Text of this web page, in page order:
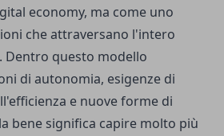
economy, ma come uno
che attraversano l'intero
Dentro questo modello
di autonomia, esigenze di
e nuove forme di
bene significa capire molto più